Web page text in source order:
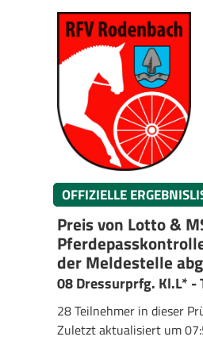
OFFIZIELLE
Preis von Lotto &
der Meldestelle
08 Dressurprfg. Kl.L* -
28 Teilnehmer in dieser
Zuletzt aktualisiert um